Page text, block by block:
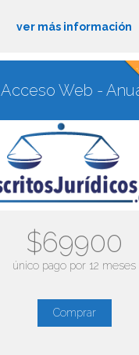
ver más información
Acceso Web -
$69900
único pago por 12 meses
Comprar